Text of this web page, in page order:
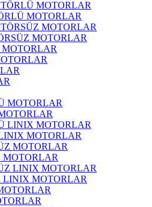
MOTORLAR
MOTORLAR
MOTORLAR
MOTORLAR
LINIX MOTORLAR